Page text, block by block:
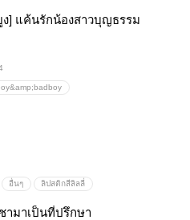
] แค้นรักน้องสาวบุญธรรม
อื่นๆ ลิปสติกสีลิลลี่
ามาเป็นที่ปรึกษา